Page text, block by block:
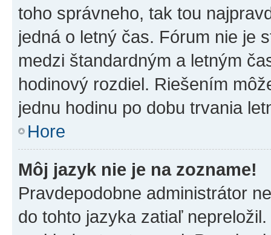
toho správneho, tak tou
jedná o letný čas. Fórum nie je
medzi štandardným a letným
hodinový rozdiel. Riešením
jednu hodinu po dobu trvania
Hore
Môj jazyk nie je na zozname!
Pravdepodobne administrátor
do tohto jazyka zatiaľ